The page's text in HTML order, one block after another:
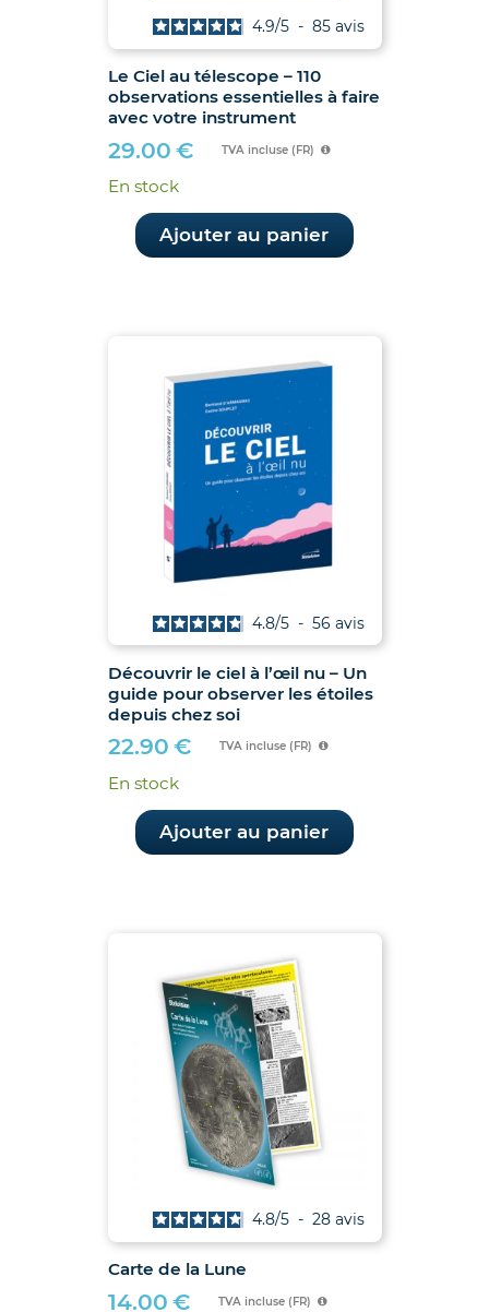
Le Ciel au télescope – 110
observations essentielles à faire
avec votre instrument
4.9/5 - 85 avis
29.00 € TVA incluse (FR)
En stock
Ajouter au panier
Découvrir le ciel à l’œil nu – Un
guide pour observer les étoiles
depuis chez soi
4.8/5 - 56 avis
22.90 € TVA incluse (FR)
En stock
Ajouter au panier
Carte de la Lune
4.8/5 - 28 avis
14.00 € TVA incluse (FR)